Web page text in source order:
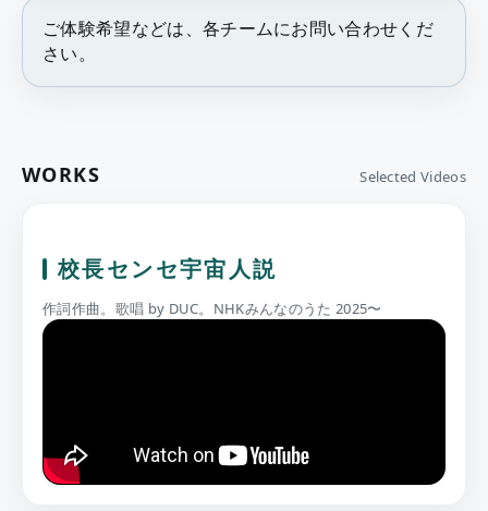
ご体験希望などは、各チームにお問い合わせくだ
さい。
WORKS Selected Videos
校長センセ宇宙人説
作詞作曲。歌唱 by DUC。NHKみんなのうた 2025〜